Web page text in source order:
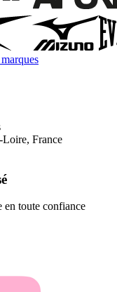
France
en toute confiance